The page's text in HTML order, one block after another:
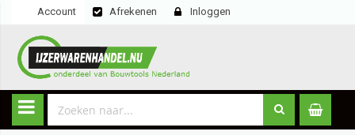
Account Afrekenen Inloggen